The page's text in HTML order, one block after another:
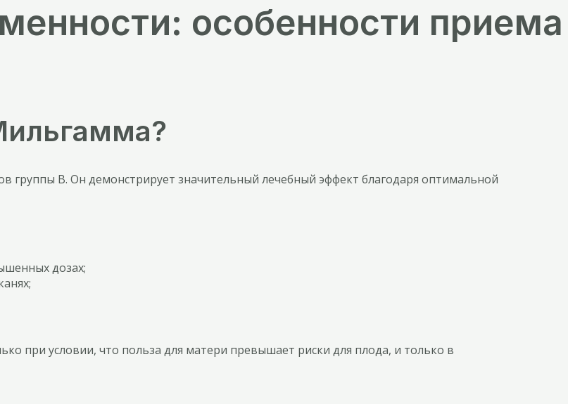
особенности приема
В. Он демонстрирует значительный лечебный эффект благодаря оптимальной
дозах;
при условии, что польза для матери превышает риски для плода, и только в